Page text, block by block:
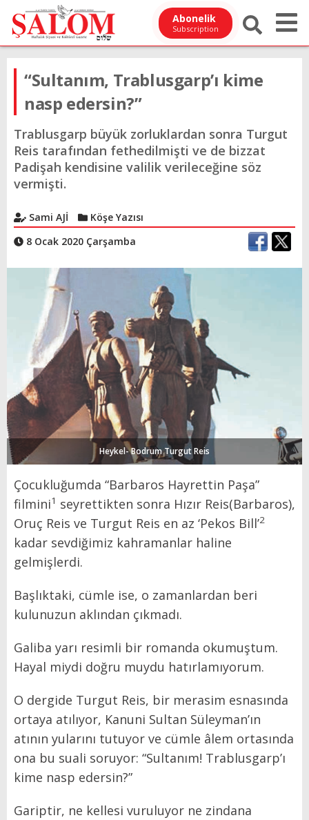
Abonelik
Subscription
“Sultanım, Trablusgarp’ı kime
nasp edersin?”
Trablusgarp büyük zorluklardan sonra Turgut
Reis tarafından fethedilmişti ve de bizzat
Padişah kendisine valilik verileceğine söz
vermişti.
Sami AJİ
Köşe Yazısı
8 Ocak 2020 Çarşamba
Heykel- Bodrum Turgut Reis
Çocukluğumda “Barbaros Hayrettin Paşa”
filmini1 seyrettikten sonra Hızır Reis(Barbaros),
Oruç Reis ve Turgut Reis en az ‘Pekos Bill’2
kadar sevdiğimiz kahramanlar haline
gelmişlerdi.
Başlıktaki, cümle ise, o zamanlardan beri
kulunuzun aklından çıkmadı.
Galiba yarı resimli bir romanda okumuştum.
Hayal miydi doğru muydu hatırlamıyorum.
O dergide Turgut Reis, bir merasim esnasında
ortaya atılıyor, Kanuni Sultan Süleyman’ın
atının yularını tutuyor ve cümle âlem ortasında
ona bu suali soruyor: “Sultanım! Trablusgarp’ı
kime nasp edersin?”
Gariptir, ne kellesi vuruluyor ne zindana